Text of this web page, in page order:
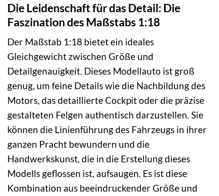
Die Leidenschaft für das Detail: Die
Faszination des Maßstabs 1:18
Der Maßstab 1:18 bietet ein ideales
Gleichgewicht zwischen Größe und
Detailgenauigkeit. Dieses Modellauto ist groß
genug, um feine Details wie die Nachbildung des
Motors, das detaillierte Cockpit oder die präzise
gestalteten Felgen authentisch darzustellen. Sie
können die Linienführung des Fahrzeugs in ihrer
ganzen Pracht bewundern und die
Handwerkskunst, die in die Erstellung dieses
Modells geflossen ist, aufsaugen. Es ist diese
Kombination aus beeindruckender Größe und